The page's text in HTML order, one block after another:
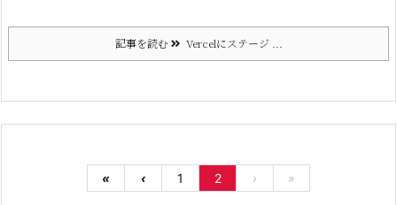
記事を読む Vercelにステージ ...
« ‹ 1 2 › »